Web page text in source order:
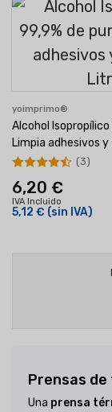
yoimprimo®
Alcohol
Limpia adhesivos
6,20 €
IVA Incluido
5,12 € (sin IVA)
(3)
Prensas
Una prensa